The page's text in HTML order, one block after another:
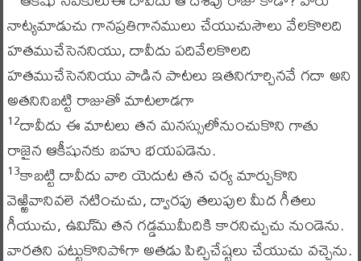
నాట్యమాడుచు గానప్రతిగానములు చేయుచుసౌలు వేలకొలది
హతముచేసెననియు, దావీదు పదివేలకొలది
హతముచేసెననియు పాడిన పాటలు ఇతనిగూర్చినవే గదా అని
అతనినిబట్టి రాజుతో మాటలాడగా
12దావీదు ఈ మాటలు తన మనస్సులోనుంచుకొని గాతు
రాజైన ఆకీషునకు బహు భయపడెను.
13కాబట్టి దావీదు వారి యెదుట తన చర్య మార్చుకొని
వెఱ్ఱివానివలె నటించుచు, ద్వారపు తలుపుల మీద గీతలు
గీయుచు, ఉమి్మ తన గడ్డముమీదికి కారనిచ్చుచు నుండెను.
వారతని పట్టుకొనిపోగా అతడు పిచ్చిచేష్టలు చేయుచు వచ్చెను.